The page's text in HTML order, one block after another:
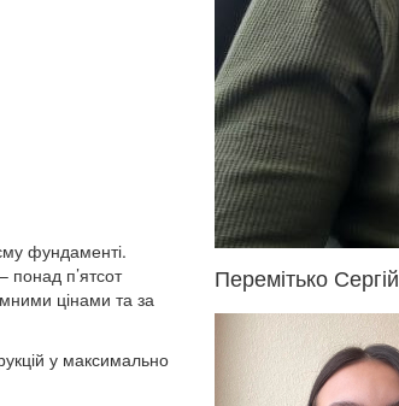
фундаменті.
понад п’ятсот
цінами та за
у максимально
Перемітько Сергій